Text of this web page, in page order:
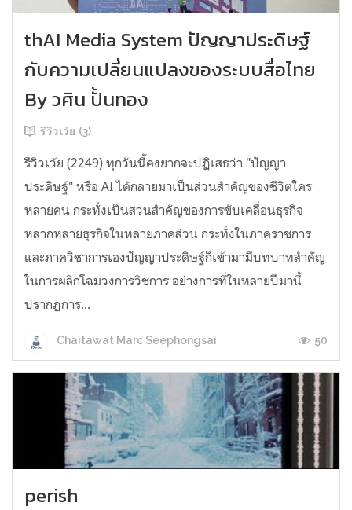
thAI Media System ปัญญาประดิษฐ์
กับความเปลี่ยนแปลงของระบบสื่อไทย
By วศิน ปั้นทอง
รีวิวเว้ย (3)
รีวิวเว้ย (2249) ทุกวันนี้คงยากจะปฏิเสธว่า "ปัญญา
ประดิษฐ์" หรือ AI ได้กลายมาเป็นส่วนสำคัญของชีวิตใคร
หลายคน กระทั่งเป็นส่วนสำคัญของการขับเคลื่อนธุรกิจ
หลากหลายธุรกิจในหลายภาคส่วน กระทั่งในภาคราชการ
และภาควิชาการเองปัญญาประดิษฐ์ก็เข้ามามีบทบาทสำคัญ
ในการผลิกโฉมวงการวิชการ อย่างการที่ในหลายปีมานี้
ปรากฏการ...
Chaitawat Marc Seephongsai 50
perish